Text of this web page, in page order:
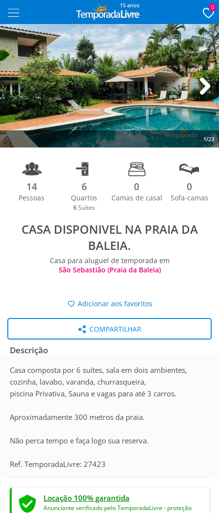
15 anos 0
1/23
Next
14
Pessoas
6
Quartos
6 Suítes
0
Camas de casal
0
Sofa-camas
CASA DISPONIVEL NA PRAIA DA
BALEIA.
Casa para aluguel de temporada em
São Sebastião (Praia da Baleia)
Adicionar aos favoritos
COMPARTILHAR
Descrição
Casa composta por 6 suítes, sala em dois ambientes,
cozinha, lavabo, varanda, churrasqueira,
piscina Privativa, Sauna e vagas para até 3 carros.
Aproximadamente 300 metros da praia.
Não perca tempo e faça logo sua reserva.
Ref. TemporadaLivre: 27423
Locação 100% garantida
Anunciante verificado pelo TemporadaLivre - proteção